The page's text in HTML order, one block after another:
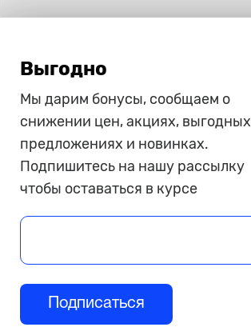
165 ₽
Выгодно
Мы дарим бонусы, сообщаем о
снижении цен, акциях, выгодных
предложениях и новинках.
Подпишитесь на нашу рассылку
чтобы оставаться в курсе
Подписаться